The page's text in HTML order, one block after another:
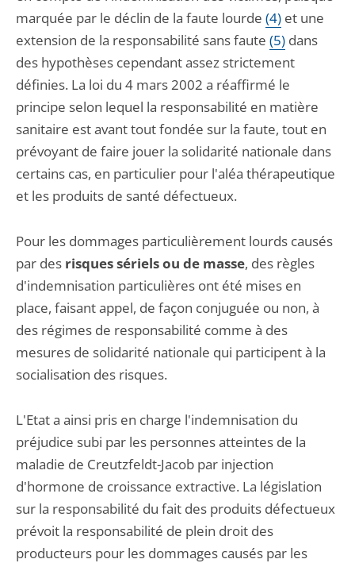
marquée par le déclin de la faute lourde (4) et une
extension de la responsabilité sans faute (5) dans
des hypothèses cependant assez strictement
définies. La loi du 4 mars 2002 a réaffirmé le
principe selon lequel la responsabilité en matière
sanitaire est avant tout fondée sur la faute, tout en
prévoyant de faire jouer la solidarité nationale dans
certains cas, en particulier pour l'aléa thérapeutique
et les produits de santé défectueux.
Pour les dommages particulièrement lourds causés
par des risques sériels ou de masse, des règles
d'indemnisation particulières ont été mises en
place, faisant appel, de façon conjuguée ou non, à
des régimes de responsabilité comme à des
mesures de solidarité nationale qui participent à la
socialisation des risques.
L'Etat a ainsi pris en charge l'indemnisation du
préjudice subi par les personnes atteintes de la
maladie de Creutzfeldt-Jacob par injection
d'hormone de croissance extractive. La législation
sur la responsabilité du fait des produits défectueux
prévoit la responsabilité de plein droit des
producteurs pour les dommages causés par les